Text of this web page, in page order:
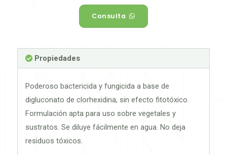
Consulta
Propiedades
Poderoso bactericida y fungicida a base de
digluconato de clorhexidina, sin efecto fitotóxico.
Formulación apta para uso sobre vegetales y
sustratos. Se diluye fácilmente en agua. No deja
residuos tóxicos.